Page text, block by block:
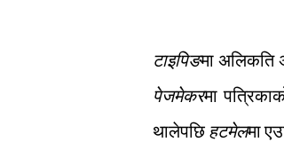
टाइपिङमा अलिकति
पेजमेकरमा
थालेपछि हटमेलमा